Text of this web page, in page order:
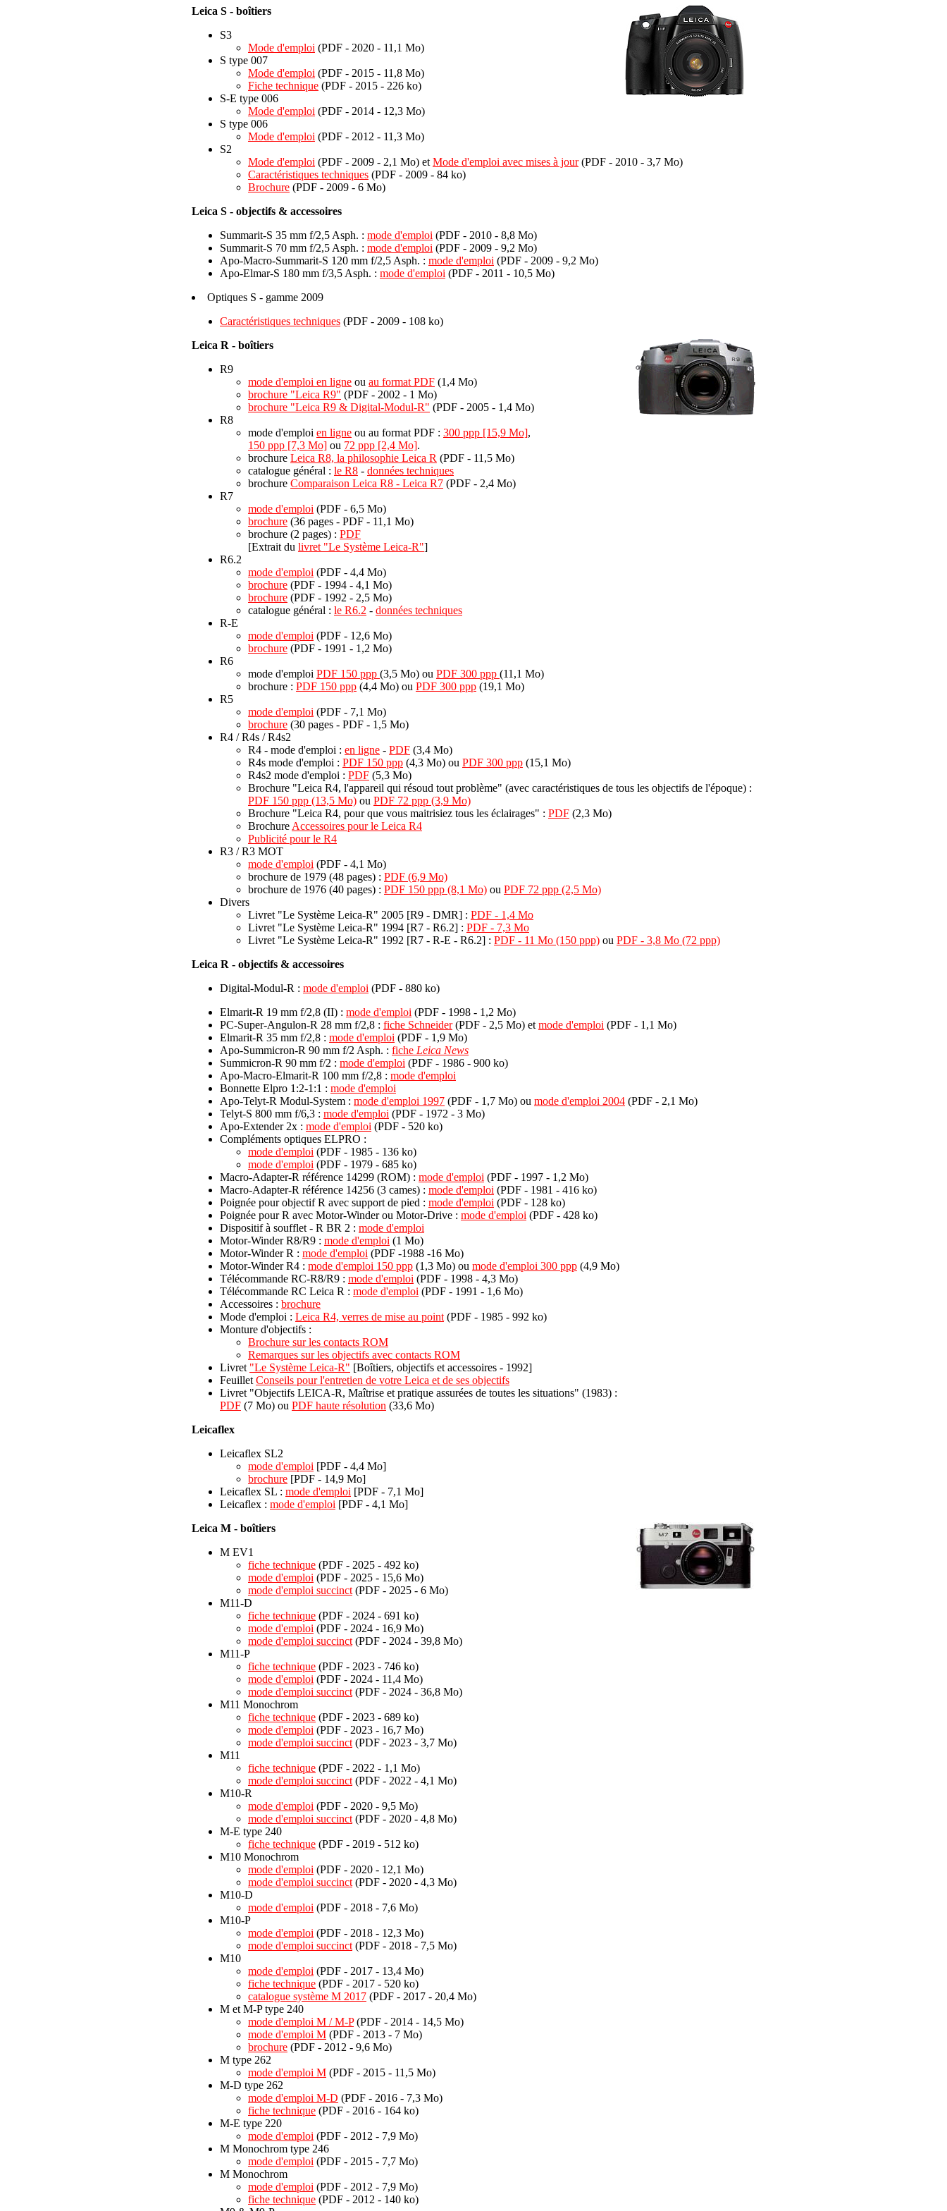
Leica S - boîtiers
S3
Mode d'emploi (PDF - 2020 - 11,1 Mo)
S type 007
Mode d'emploi (PDF - 2015 - 11,8 Mo)
Fiche technique (PDF - 2015 - 226 ko)
S-E type 006
Mode d'emploi (PDF - 2014 - 12,3 Mo)
S type 006
Mode d'emploi (PDF - 2012 - 11,3 Mo)
S2
Mode d'emploi (PDF - 2009 - 2,1 Mo) et Mode d'emploi avec mises à jour(PDF - 2010 - 3,7 Mo)
Caractéristiques techniques (PDF - 2009 - 84 ko)
Brochure (PDF - 2009 - 6 Mo)
Leica S - objectifs & accessoires
Summarit-S 35 mm f/2,5 Asph. : mode d'emploi (PDF - 2010 - 8,8 Mo)
Summarit-S 70 mm f/2,5 Asph. : mode d'emploi (PDF - 2009 - 9,2 Mo)
Apo-Macro-Summarit-S 120 mm f/2,5 Asph. : mode d'emploi (PDF - 2009 - 9,2 Mo)
Apo-Elmar-S 180 mm f/3,5 Asph. : mode d'emploi (PDF - 2011 - 10,5 Mo)
Optiques S - gamme 2009
Caractéristiques techniques (PDF - 2009 - 108 ko)
Leica R - boîtiers
R9
mode d'emploi en ligne ou au format PDF (1,4 Mo)
brochure "Leica R9" (PDF - 2002 - 1 Mo)
brochure "Leica R9 & Digital-Modul-R" (PDF - 2005 - 1,4 Mo)
R8
mode d'emploi en ligne ou au format PDF : 300 ppp [15,9 Mo],
150 ppp [7,3 Mo] ou 72 ppp [2,4 Mo].
brochure Leica R8, la philosophie Leica R (PDF - 11,5 Mo)
catalogue général : le R8 - données techniques
brochure Comparaison Leica R8 - Leica R7 (PDF - 2,4 Mo)
R7
mode d'emploi (PDF - 6,5 Mo)
brochure (36 pages - PDF - 11,1 Mo)
brochure (2 pages) : PDF
[Extrait du livret "Le Système Leica-R"]
R6.2
mode d'emploi (PDF - 4,4 Mo)
brochure (PDF - 1994 - 4,1 Mo)
brochure (PDF - 1992 - 2,5 Mo)
catalogue général : le R6.2 - données techniques
R-E
mode d'emploi (PDF - 12,6 Mo)
brochure (PDF - 1991 - 1,2 Mo)
R6
mode d'emploi PDF 150 ppp (3,5 Mo) ou PDF 300 ppp (11,1 Mo)
brochure : PDF 150 ppp (4,4 Mo) ou PDF 300 ppp (19,1 Mo)
R5
mode d'emploi (PDF - 7,1 Mo)
brochure (30 pages - PDF - 1,5 Mo)
R4 / R4s / R4s2
R4 - mode d'emploi : en ligne - PDF (3,4 Mo)
R4s mode d'emploi : PDF 150 ppp (4,3 Mo) ou PDF 300 ppp (15,1 Mo)
R4s2 mode d'emploi : PDF (5,3 Mo)
Brochure "Leica R4, l'appareil qui résoud tout problème" (avec caractéristiques de tous les objectifs de l'époque) :
PDF 150 ppp (13,5 Mo) ou PDF 72 ppp (3,9 Mo)
Brochure "Leica R4, pour que vous maitrisiez tous les éclairages" : PDF (2,3 Mo)
Brochure Accessoires pour le Leica R4
Publicité pour le R4
R3 / R3 MOT
mode d'emploi (PDF - 4,1 Mo)
brochure de 1979 (48 pages) : PDF (6,9 Mo)
brochure de 1976 (40 pages) : PDF 150 ppp (8,1 Mo) ou PDF 72 ppp (2,5 Mo)
Divers
Livret "Le Système Leica-R" 2005 [R9 - DMR] : PDF - 1,4 Mo
Livret "Le Système Leica-R" 1994 [R7 - R6.2] : PDF - 7,3 Mo
Livret "Le Système Leica-R" 1992 [R7 - R-E - R6.2] : PDF - 11 Mo (150 ppp) ou PDF - 3,8 Mo (72 ppp)
Leica R - objectifs & accessoires
Digital-Modul-R : mode d'emploi (PDF - 880 ko)
Elmarit-R 19 mm f/2,8 (II) : mode d'emploi (PDF - 1998 - 1,2 Mo)
PC-Super-Angulon-R 28 mm f/2,8 : fiche Schneider(PDF - 2,5 Mo) et mode d'emploi (PDF - 1,1 Mo)
Elmarit-R 35 mm f/2,8 : mode d'emploi (PDF - 1,9 Mo)
Apo-Summicron-R 90 mm f/2 Asph. : fiche Leica News
Summicron-R 90 mm f/2 : mode d'emploi (PDF - 1986 - 900 ko)
Apo-Macro-Elmarit-R 100 mm f/2,8 : mode d'emploi
Bonnette Elpro 1:2-1:1 : mode d'emploi
Apo-Telyt-R Modul-System : mode d'emploi 1997 (PDF - 1,7 Mo) ou mode d'emploi 2004 (PDF - 2,1 Mo)
Telyt-S 800 mm f/6,3 : mode d'emploi (PDF - 1972 - 3 Mo)
Apo-Extender 2x : mode d'emploi (PDF - 520 ko)
Compléments optiques ELPRO :
mode d'emploi (PDF - 1985 - 136 ko)
mode d'emploi (PDF - 1979 - 685 ko)
Macro-Adapter-R référence 14299 (ROM) : mode d'emploi (PDF - 1997 - 1,2 Mo)
Macro-Adapter-R référence 14256 (3 cames) : mode d'emploi (PDF - 1981 - 416 ko)
Poignée pour objectif R avec support de pied : mode d'emploi (PDF - 128 ko)
Poignée pour R avec Motor-Winder ou Motor-Drive : mode d'emploi (PDF - 428 ko)
Dispositif à soufflet - R BR 2 : mode d'emploi
Motor-Winder R8/R9 : mode d'emploi (1 Mo)
Motor-Winder R : mode d'emploi (PDF -1988 -16 Mo)
Motor-Winder R4 : mode d'emploi 150 ppp (1,3 Mo) ou mode d'emploi 300 ppp (4,9 Mo)
Télécommande RC-R8/R9 : mode d'emploi (PDF - 1998 - 4,3 Mo)
Télécommande RC Leica R : mode d'emploi (PDF - 1991 - 1,6 Mo)
Accessoires : brochure
Mode d'emploi : Leica R4, verres de mise au point (PDF - 1985 - 992 ko)
Monture d'objectifs :
Brochure sur les contacts ROM
Remarques sur les objectifs avec contacts ROM
Livret "Le Système Leica-R" [Boîtiers, objectifs et accessoires - 1992]
Feuillet Conseils pour l'entretien de votre Leica et de ses objectifs
Livret "Objectifs LEICA-R, Maîtrise et pratique assurées de toutes les situations" (1983) :
PDF (7 Mo) ou PDF haute résolution (33,6 Mo)
Leicaflex
Leicaflex SL2
mode d'emploi [PDF - 4,4 Mo]
brochure [PDF - 14,9 Mo]
Leicaflex SL : mode d'emploi [PDF - 7,1 Mo]
Leicaflex : mode d'emploi [PDF - 4,1 Mo]
Leica M - boîtiers
M EV1
fiche technique (PDF - 2025 - 492 ko)
mode d'emploi (PDF - 2025 - 15,6 Mo)
mode d'emploi succinct (PDF - 2025 - 6 Mo)
M11-D
fiche technique (PDF - 2024 - 691 ko)
mode d'emploi (PDF - 2024 - 16,9 Mo)
mode d'emploi succinct (PDF - 2024 - 39,8 Mo)
M11-P
fiche technique (PDF - 2023 - 746 ko)
mode d'emploi (PDF - 2024 - 11,4 Mo)
mode d'emploi succinct (PDF - 2024 - 36,8 Mo)
M11 Monochrom
fiche technique (PDF - 2023 - 689 ko)
mode d'emploi (PDF - 2023 - 16,7 Mo)
mode d'emploi succinct (PDF - 2023 - 3,7 Mo)
M11
fiche technique (PDF - 2022 - 1,1 Mo)
mode d'emploi succinct (PDF - 2022 - 4,1 Mo)
M10-R
mode d'emploi (PDF - 2020 - 9,5 Mo)
mode d'emploi succinct (PDF - 2020 - 4,8 Mo)
M-E type 240
fiche technique (PDF - 2019 - 512 ko)
M10 Monochrom
mode d'emploi (PDF - 2020 - 12,1 Mo)
mode d'emploi succinct (PDF - 2020 - 4,3 Mo)
M10-D
mode d'emploi (PDF - 2018 - 7,6 Mo)
M10-P
mode d'emploi (PDF - 2018 - 12,3 Mo)
mode d'emploi succinct (PDF - 2018 - 7,5 Mo)
M10
mode d'emploi (PDF - 2017 - 13,4 Mo)
fiche technique (PDF - 2017 - 520 ko)
catalogue système M 2017 (PDF - 2017 - 20,4 Mo)
M et M-P type 240
mode d'emploi M / M-P(PDF - 2014 - 14,5 Mo)
mode d'emploi M (PDF - 2013 - 7 Mo)
brochure (PDF - 2012 - 9,6 Mo)
M type 262
mode d'emploi M (PDF - 2015 - 11,5 Mo)
M-D type 262
mode d'emploi M-D (PDF - 2016 - 7,3 Mo)
fiche technique (PDF - 2016 - 164 ko)
M-E type 220
mode d'emploi (PDF - 2012 - 7,9 Mo)
M Monochrom type 246
mode d'emploi (PDF - 2015 - 7,7 Mo)
M Monochrom
mode d'emploi (PDF - 2012 - 7,9 Mo)
fiche technique (PDF - 2012 - 140 ko)